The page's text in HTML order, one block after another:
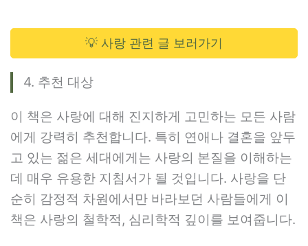
💡 사랑 관련 글 보러가기
4. 추천 대상
이 책은 사랑에 대해 진지하게 고민하는 모든 사람
에게 강력히 추천합니다. 특히 연애나 결혼을 앞두
고 있는 젊은 세대에게는 사랑의 본질을 이해하는
데 매우 유용한 지침서가 될 것입니다. 사랑을 단
순히 감정적 차원에서만 바라보던 사람들에게 이
책은 사랑의 철학적, 심리학적 깊이를 보여줍니다.